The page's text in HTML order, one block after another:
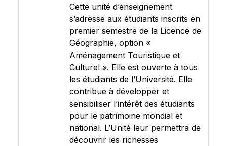
Cette unité d’enseignement
s’adresse aux étudiants inscrits en
premier semestre de la Licence de
Géographie, option «
Aménagement Touristique et
Culturel ». Elle est ouverte à tous
les étudiants de l’Université. Elle
contribue à développer et
sensibiliser l’intérêt des étudiants
pour le patrimoine mondial et
national. L’Unité leur permettra de
découvrir les richesses